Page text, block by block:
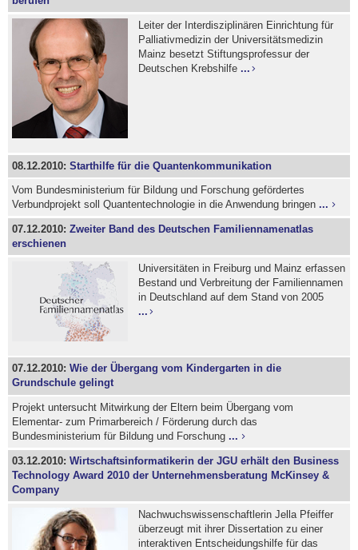
Leiter der Interdisziplinären Einrichtung für
Palliativmedizin der Universitätsmedizin
Mainz besetzt Stiftungsprofessur der
Deutschen Krebshilfe ...
08.12.2010:Starthilfe für die Quantenkommunikation
Vom Bundesministerium für Bildung und Forschung gefördertes
Verbundprojekt soll Quantentechnologie in die Anwendung bringen...
07.12.2010:Zweiter Band des Deutschen Familiennamenatlas
erschienen
Universitäten in Freiburg und Mainz erfassen
Bestand und Verbreitung der Familiennamen
in Deutschland auf dem Stand von 2005
...
07.12.2010:Wie der Übergang vom Kindergarten in die
Grundschule gelingt
Projekt untersucht Mitwirkung der Eltern beim Übergang vom
Elementar- zum Primarbereich / Förderung durch das
Bundesministerium für Bildung und Forschung...
03.12.2010:Wirtschaftsinformatikerin der JGU erhält den Business
Technology Award 2010 der Unternehmensberatung McKinsey &
Company
Nachwuchswissenschaftlerin Jella Pfeiffer
überzeugt mit ihrer Dissertation zu einer
interaktiven Entscheidungshilfe für das